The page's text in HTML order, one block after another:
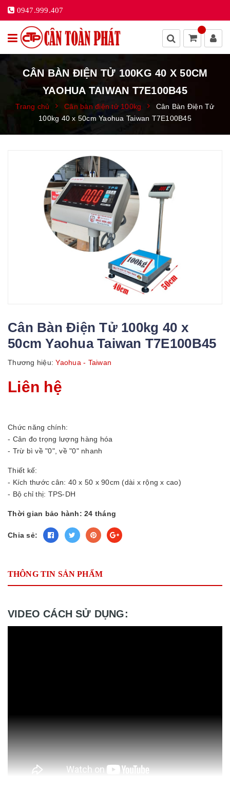
0947.999.407
CÂN BÀN ĐIỆN TỬ 100KG 40 X 50CM
YAOHUA TAIWAN T7E100B45
Trang chủ Cân bàn điện tử 100kg
Cân Bàn Điện Tử
100kg 40 x 50cm Yaohua Taiwan T7E100B45
Cân Bàn Điện Tử 100kg 40 x
50cm Yaohua Taiwan T7E100B45
Thương hiệu: Yaohua - Taiwan
Liên hệ
Chức năng chính:
- Cân đo trọng lượng hàng hóa
- Trừ bì về "0", về "0" nhanh
Thiết kế:
- Kích thước cân: 40 x 50 x 90cm (dài x rộng x cao)
- Bộ chỉ thị: TPS-DH
Thời gian bảo hành: 24 tháng
Chia sẻ:
THÔNG TIN SẢN PHẨM
VIDEO CÁCH SỬ DỤNG: